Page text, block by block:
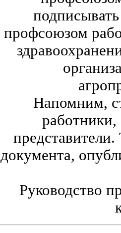
профсоюзом
Напомним,
документа,
Руководство